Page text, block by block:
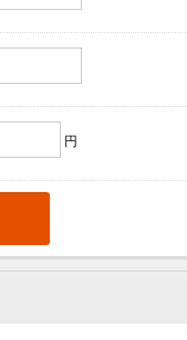
円